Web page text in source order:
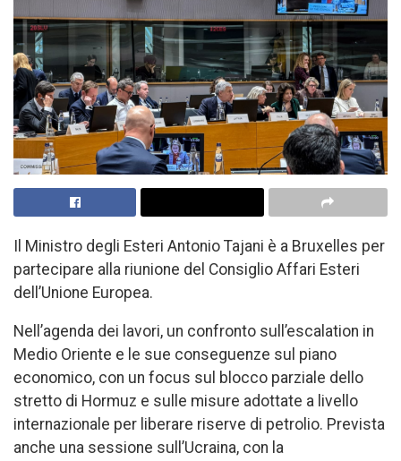
Il Ministro degli Esteri Antonio Tajani è a Bruxelles per
partecipare alla riunione del Consiglio Affari Esteri
dell’Unione Europea.
Nell’agenda dei lavori, un confronto sull’escalation in
Medio Oriente e le sue conseguenze sul piano
economico, con un focus sul blocco parziale dello
stretto di Hormuz e sulle misure adottate a livello
internazionale per liberare riserve di petrolio. Prevista
anche una sessione sull’Ucraina, con la